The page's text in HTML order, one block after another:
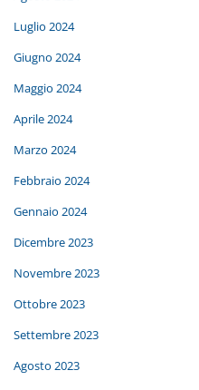
Luglio 2024
Giugno 2024
Maggio 2024
Aprile 2024
Marzo 2024
Febbraio 2024
Gennaio 2024
Dicembre 2023
Novembre 2023
Ottobre 2023
Settembre 2023
Agosto 2023